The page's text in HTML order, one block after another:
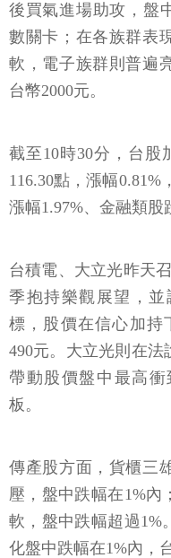
後買氣進場助攻，盤
數關卡；在各族群表
軟，電子族群則普遍
台幣2000元。
截至10時30分，台股
116.30點，漲幅0.81%
漲幅1.97%、金融類股
台積電、大立光昨天
季抱持樂觀展望，並
標，股價在信心加持
490元。大立光則在法
帶動股價盤中最高衝
板。
傳產股方面，貨櫃三
壓，盤中跌幅在1%內
軟，盤中跌幅超過1%
化盤中跌幅在1%內，